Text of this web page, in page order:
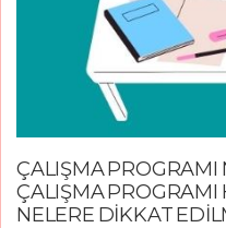
ÇALIŞMA
ÇALIŞMA PROGRAMI
NELERE DİKKAT